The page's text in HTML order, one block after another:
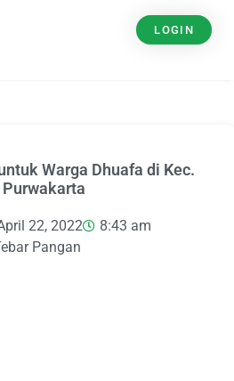
LOGIN
Warga Dhuafa di Kec.
Purwakarta
22, 2022
8:43 am
Pangan